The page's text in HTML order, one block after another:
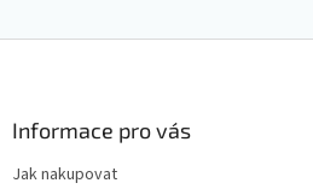
Informace pro vás
Jak nakupovat